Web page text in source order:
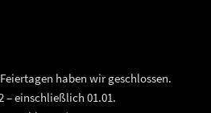
haben wir geschlossen.
– einschließlich 01.01.